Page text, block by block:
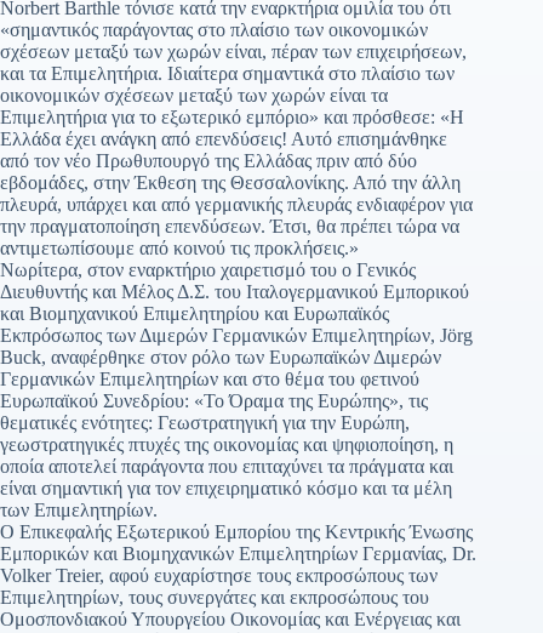
Norbert Barthle τόνισε κατά την εναρκτήρια ομιλία του ότι
«σημαντικός παράγοντας στο πλαίσιο των οικονομικών
σχέσεων μεταξύ των χωρών είναι, πέραν των επιχειρήσεων,
και τα Επιμελητήρια. Ιδιαίτερα σημαντικά στο πλαίσιο των
οικονομικών σχέσεων μεταξύ των χωρών είναι τα
Επιμελητήρια για το εξωτερικό εμπόριο» και πρόσθεσε: «Η
Ελλάδα έχει ανάγκη από επενδύσεις! Αυτό επισημάνθηκε
από τον νέο Πρωθυπουργό της Ελλάδας πριν από δύο
εβδομάδες, στην Έκθεση της Θεσσαλονίκης. Από την άλλη
πλευρά, υπάρχει και από γερμανικής πλευράς ενδιαφέρον για
την πραγματοποίηση επενδύσεων. Έτσι, θα πρέπει τώρα να
αντιμετωπίσουμε από κοινού τις προκλήσεις.»
Νωρίτερα, στον εναρκτήριο χαιρετισμό του ο Γενικός
Διευθυντής και Μέλος Δ.Σ. του Ιταλογερμανικού Εμπορικού
και Βιομηχανικού Επιμελητηρίου και Ευρωπαϊκός
Εκπρόσωπος των Διμερών Γερμανικών Επιμελητηρίων, Jörg
Buck, αναφέρθηκε στον ρόλο των Ευρωπαϊκών Διμερών
Γερμανικών Επιμελητηρίων και στο θέμα του φετινού
Ευρωπαϊκού Συνεδρίου: «Το Όραμα της Ευρώπης», τις
θεματικές ενότητες: Γεωστρατηγική για την Ευρώπη,
γεωστρατηγικές πτυχές της οικονομίας και ψηφιοποίηση, η
οποία αποτελεί παράγοντα που επιταχύνει τα πράγματα και
είναι σημαντική για τον επιχειρηματικό κόσμο και τα μέλη
των Επιμελητηρίων.
Ο Επικεφαλής Εξωτερικού Εμπορίου της Κεντρικής Ένωσης
Εμπορικών και Βιομηχανικών Επιμελητηρίων Γερμανίας, Dr.
Volker Treier, αφού ευχαρίστησε τους εκπροσώπους των
Επιμελητηρίων, τους συνεργάτες και εκπροσώπους του
Ομοσπονδιακού Υπουργείου Οικονομίας και Ενέργειας και